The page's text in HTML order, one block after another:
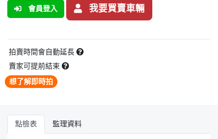
會員登入 我要買賣車輛
拍賣時間會自動延長
賣家可提前結束
想了解即時拍
點檢表 監理資料